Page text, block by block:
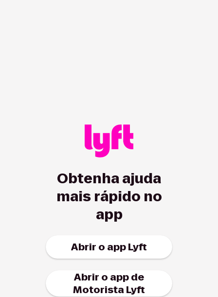
Obtenha ajuda
mais rápido no
app
Abrir o app Lyft
Abrir o app de
Motorista Lyft